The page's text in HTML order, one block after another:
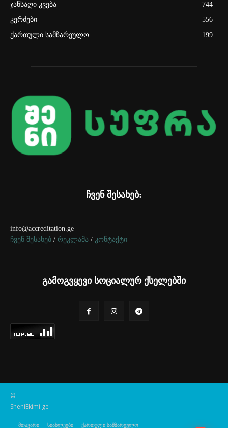
ჯანსაღი კვება
744
კერძები
556
ქართული სამზარეულო
199
ჩვენ შესახებ:
info@accreditation.ge
ჩვენ შესახებ / რეკლამა / კონტაქტი
გამოგვყევი სოციალურ ქსელებში
©
SheniEkimi.ge
მთავარი სიახლეები ქართული სამზარეულო